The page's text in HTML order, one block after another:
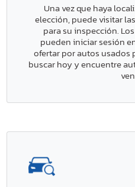
Una vez que haya
elección, puede visitar
para su inspección.
pueden iniciar sesión
ofertar por autos usados
buscar hoy y encuentre